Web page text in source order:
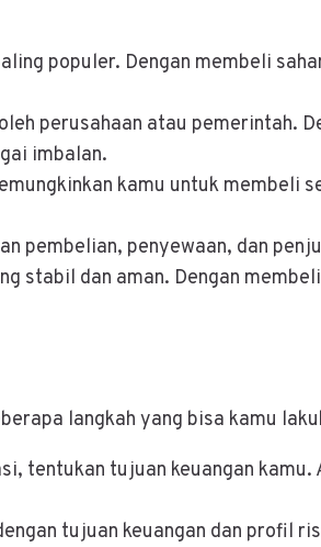
populer. Dengan membeli
perusahaan atau pemerintah.
imbalan.
kamu untuk
pembelian, penyewaan, dan
stabil dan aman. Dengan
langkah yang bisa kamu
tentukan tujuan keuangan
tujuan keuangan dan profil